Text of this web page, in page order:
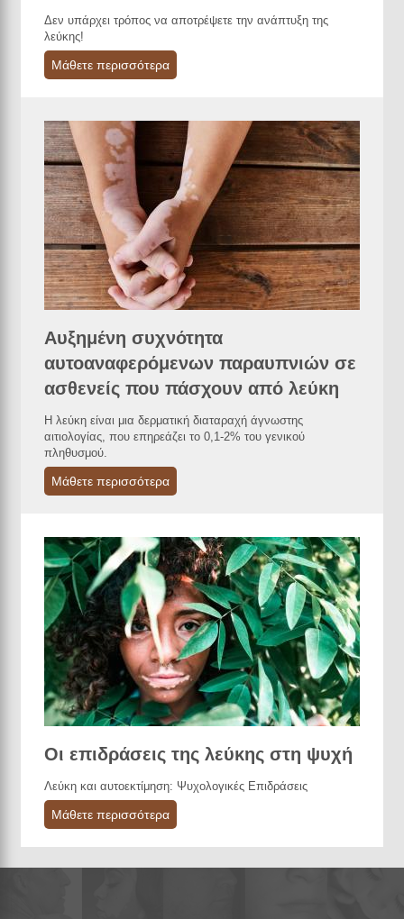
Δεν υπάρχει τρόπος να αποτρέψετε την ανάπτυξη της
λεύκης!
Μάθετε περισσότερα
Αυξημένη συχνότητα
αυτοαναφερόμενων παραυπνιών σε
ασθενείς που πάσχουν από λεύκη
Η λεύκη είναι μια δερματική διαταραχή άγνωστης
αιτιολογίας, που επηρεάζει το 0,1-2% του γενικού
πληθυσμού.
Μάθετε περισσότερα
Οι επιδράσεις της λεύκης στη ψυχή
Λεύκη και αυτοεκτίμηση: Ψυχολογικές Επιδράσεις
Μάθετε περισσότερα